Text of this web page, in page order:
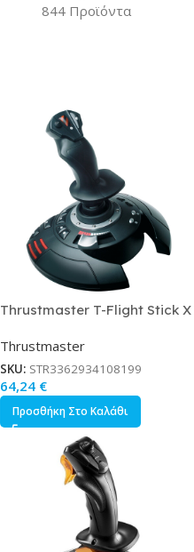
844 Προϊόντα
Thrustmaster T-Flight Stick X
με PS3 / PC
Thrustmaster
SKU: STR3362934108199
64,24 €
Προσθήκη Στο Καλάθι